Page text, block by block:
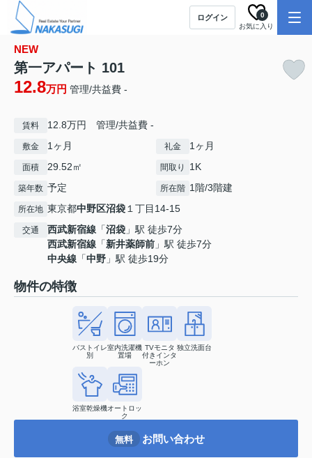
ログイン
お気に入り
0
NEW
第一アパート 101
12.8万円 管理/共益費 -
賃料 12.8万円 管理/共益費 -
敷金 1ヶ月 礼金 1ヶ月
面積 29.52㎡ 間取り 1K
築年数 予定 所在階 1階/3階建
所在地 東京都中野区沼袋 １丁目14-15
交通 西武新宿線 「沼袋 」駅 徒歩7分
西武新宿線 「新井薬師前 」駅 徒歩7分
中央線 「中野 」駅 徒歩19分
物件の特徴
バストイレ
別
室内洗濯機
置場
TVモニタ
付きインタ
ーホン
独立洗面台
浴室乾燥機オートロッ
ク
無料 お問い合わせ